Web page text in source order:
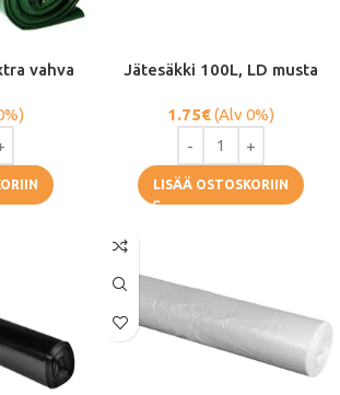
vahva Jätesäkki 100L, LD musta
1.75€(Alv 0%)
LISÄÄ OSTOSKORIIN